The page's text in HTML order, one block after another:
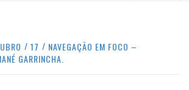
17
NAVEGAÇÃO EM FOCO –
GARRINCHA.